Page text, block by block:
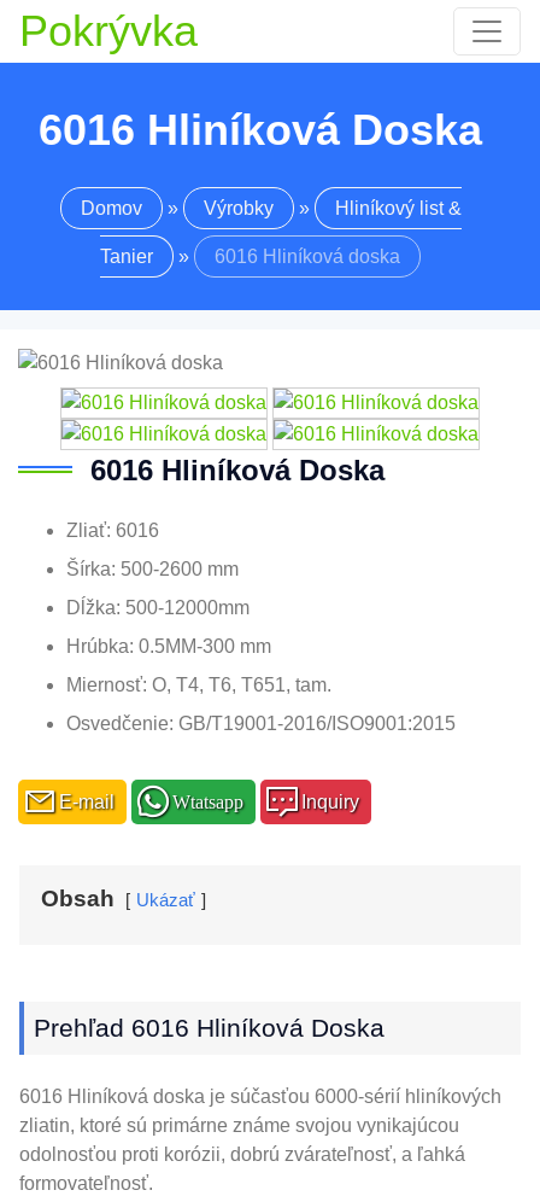
Pokrývka
6016 Hliníková Doska
Domov » Výrobky » Hliníkový list &
Tanier » 6016 Hliníková doska
6016 Hliníková Doska
Zliať: 6016
Šírka: 500-2600 mm
Dĺžka: 500-12000mm
Hrúbka: 0.5MM-300 mm
Miernosť: O, T4, T6, T651, tam.
Osvedčenie: GB/T19001-2016/ISO9001:2015
E-mail Wtatsapp Inquiry
Obsah Ukázať
Prehľad 6016 Hliníková Doska
6016 Hliníková doska je súčasťou 6000-sérií hliníkových
zliatin, ktoré sú primárne známe svojou vynikajúcou
odolnosťou proti korózii, dobrú zvárateľnosť, a ľahká
formovateľnosť.